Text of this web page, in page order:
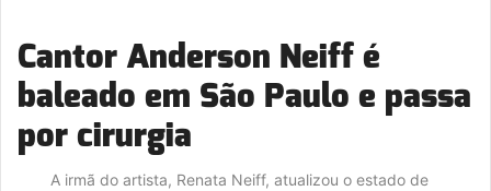
Cantor Anderson Neiff é
baleado em São Paulo e passa
por cirurgia
A irmã do artista, Renata Neiff, atualizou o estado de